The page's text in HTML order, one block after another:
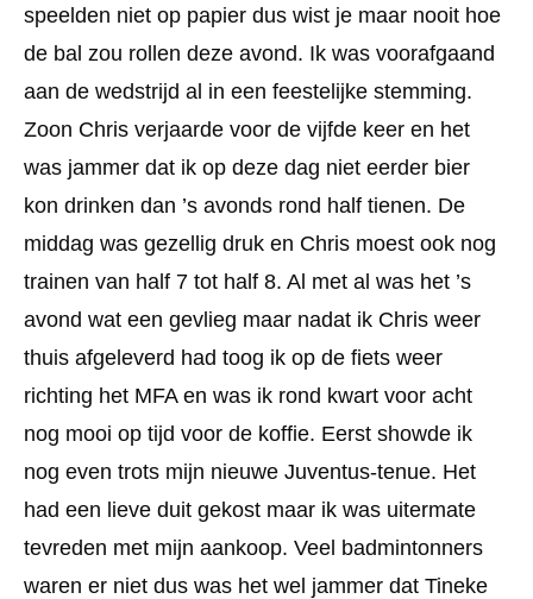
speelden niet op papier dus wist je maar nooit hoe
de bal zou rollen deze avond. Ik was voorafgaand
aan de wedstrijd al in een feestelijke stemming.
Zoon Chris verjaarde voor de vijfde keer en het
was jammer dat ik op deze dag niet eerder bier
kon drinken dan ’s avonds rond half tienen. De
middag was gezellig druk en Chris moest ook nog
trainen van half 7 tot half 8. Al met al was het ’s
avond wat een gevlieg maar nadat ik Chris weer
thuis afgeleverd had toog ik op de fiets weer
richting het MFA en was ik rond kwart voor acht
nog mooi op tijd voor de koffie. Eerst showde ik
nog even trots mijn nieuwe Juventus-tenue. Het
had een lieve duit gekost maar ik was uitermate
tevreden met mijn aankoop. Veel badmintonners
waren er niet dus was het wel jammer dat Tineke